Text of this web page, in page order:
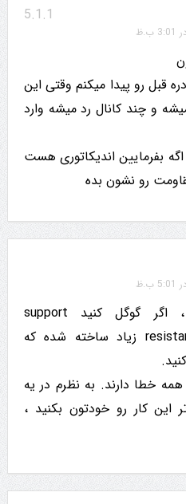
5.1.1
قبل رو پیدا میکنم وقتی این
و چند کانال رد میشه وارد
بفرمایین اندیکاتوری هست
رو نشون بده
زیاد هست ، اگر گوگل کنید support
resistance indicator زیاد ساخته شده که
خطا دارند. به نظرم در یه
این کار رو خودتون بکنید ،